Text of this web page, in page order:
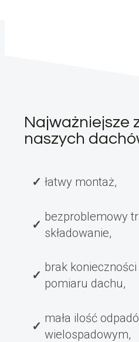
Najważniejsze
naszych
łatwy montaż,
bezproblemowy
składowanie,
brak konieczności
pomiaru dachu,
mała ilość
wielospadowym,